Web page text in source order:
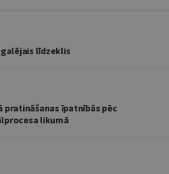
līdzeklis
īpatnībās pēc
likumā